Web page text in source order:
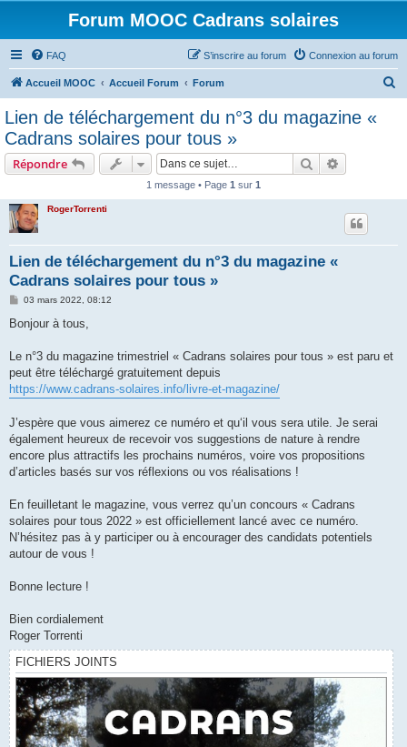
Forum MOOC Cadrans solaires
FAQ Connexion au forum
S’inscrire au forum
Accueil MOOC Accueil Forum Forum
Lien de téléchargement du n°3 du magazine «
Cadrans solaires pour tous »
Répondre Rechercher
1 message • Page 1 sur 1
RogerTorrenti
Lien de téléchargement du n°3 du magazine «
Cadrans solaires pour tous »
M
s
g
03 mars 2022, 08:12
Bonjour à tous,
Le n°3 du magazine trimestriel « Cadrans solaires pour tous » est paru et
peut être téléchargé gratuitement depuis
https://www.cadrans-solaires.info/livre-et-magazine/
J’espère que vous aimerez ce numéro et qu‘il vous sera utile. Je serai
également heureux de recevoir vos suggestions de nature à rendre
encore plus attractifs les prochains numéros, voire vos propositions
d’articles basés sur vos réflexions ou vos réalisations !
En feuilletant le magazine, vous verrez qu’un concours « Cadrans
solaires pour tous 2022 » est officiellement lancé avec ce numéro.
N’hésitez pas à y participer ou à encourager des candidats potentiels
autour de vous !
Bonne lecture !
Bien cordialement
Roger Torrenti
FICHIERS JOINTS